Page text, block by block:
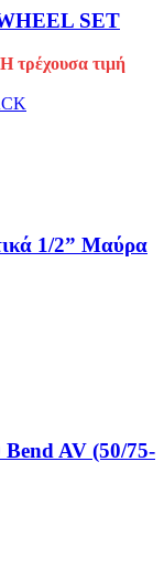
SET
Η τρέχουσα τιμή
1/2” Μαύρα
AV (50/75-